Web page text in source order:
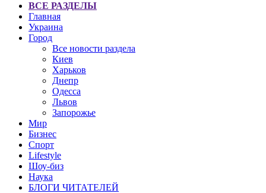
ВСЕ РАЗДЕЛЫ
Главная
Украина
Город
Все новости раздела
Киев
Харьков
Днепр
Одесса
Львов
Запорожье
Мир
Бизнес
Спорт
Lifestyle
Шоу-биз
Наука
БЛОГИ ЧИТАТЕЛЕЙ